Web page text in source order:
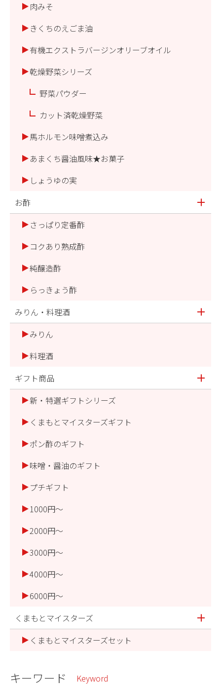
肉みそ
きくちのえごま油
有機エクストラバージンオリーブオイル
乾燥野菜シリーズ
野菜パウダー
カット済乾燥野菜
馬ホルモン味噌煮込み
あまくち醤油風味★お菓子
しょうゆの実
お酢
さっぱり定番酢
コクあり熟成酢
純醸造酢
らっきょう酢
みりん・料理酒
みりん
料理酒
ギフト商品
新・特選ギフトシリーズ
くまもとマイスターズギフト
ポン酢のギフト
味噌・醤油のギフト
プチギフト
1000円～
2000円～
3000円～
4000円～
6000円～
くまもとマイスターズ
くまもとマイスターズセット
キーワード Keyword